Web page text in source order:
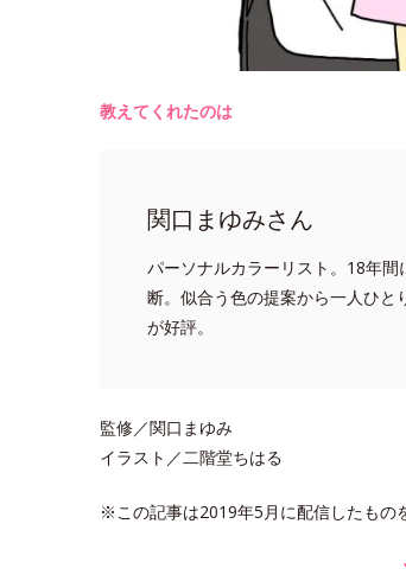
教えてくれたのは
関口まゆみさん
パーソナルカラーリスト。18年
断。似合う色の提案から一人ひ
が好評。
監修／関口まゆみ
イラスト／二階堂ちはる
※この記事は2019年5月に配信したもの